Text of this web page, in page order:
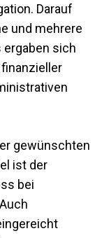
Darauf
und mehrere
ergaben sich
gewünschten
ist der
bei